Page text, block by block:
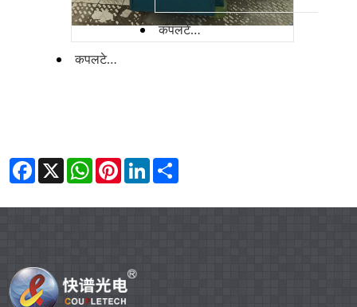
कपलटेक से काटने की मशीन
कपलटेक-स्पेक्ट्रोफोटोमीटर से कोटिंग वक्र की परीक्षण मशीन
Facebook
X WhatsAppPinterestLinkedIn